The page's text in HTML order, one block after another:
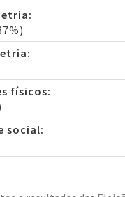
físicos:
social: